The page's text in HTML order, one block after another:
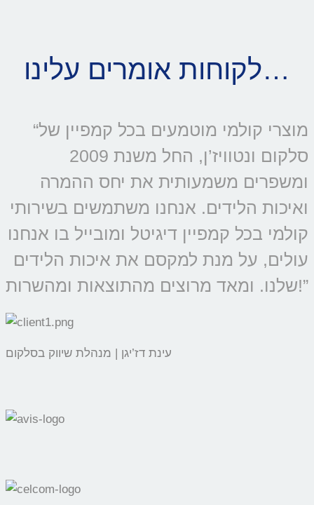
לקוחות אומרים עלינו…
“מוצרי קולמי מוטמעים בכל קמפיין של
סלקום ונטוויז’ן, החל משנת 2009
ומשפרים משמעותית את יחס ההמרה
ואיכות הלידים. אנחנו משתמשים בשירותי
קולמי בכל קמפיין דיגיטל ומובייל בו אנחנו
עולים, על מנת למקסם את איכות הלידים
שלנו. ומאד מרוצים מהתוצאות ומהשרות!”
עינת דז’יגן | מנהלת שיווק בסלקום